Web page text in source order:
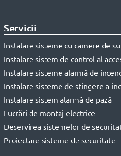
Servicii
Instalare sisteme cu camere de
Instalare sistem de control al
Instalare sisteme alarmă de
Instalare sisteme de stingere a
Instalare sistem alarmă de pază
Lucrări de montaj electrice
Deservirea sistemelor de
Proiectare sisteme de securitate